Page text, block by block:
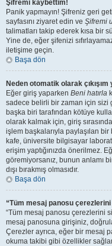
Şifremi kaybettim!
Panik yapmayın! Şifreniz geri
sayfasını ziyaret edin ve Şifremi
talimatları takip ederek kısa bir
Yine de, eğer şifenizi
iletişime geçin.
Başa dön
Neden otomatik olarak çıkışım
Eğer giriş yaparken Beni hatırla
sadece belirli bir zaman için sizi
başka biri tarafından kötüye
olarak kalmak için, giriş sırasında
işlem başkalarıyla paylaşılan
kafe, üniversite bilgisayar
erişim yaptığınızda önerilmez.
göremiyorsanız, bunun anlamı
dışı bırakmış olmasıdır.
Başa dön
“Tüm mesaj panosu
“Tüm mesaj panosu çerezlerini
mesaj panosuna girişiniz,
Çerezler ayrıca, eğer bir mesaj
okuma takibi gibi özellikler